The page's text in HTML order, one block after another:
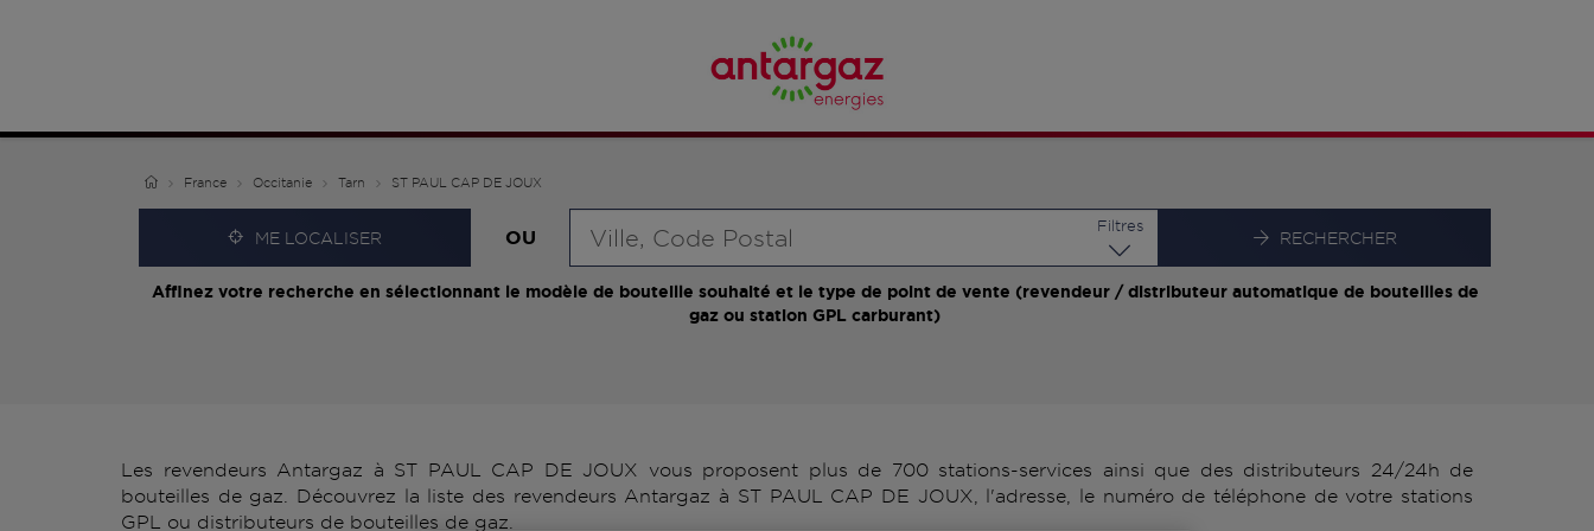
France Occitanie Tarn ST PAUL CAP DE JOUX
ME LOCALISER OU
Filtres
RECHERCHER
Affinez votre recherche en sélectionnant le modèle de bouteille souhaité et le type de point de vente (revendeur / distributeur automatique de bouteilles de
gaz ou station GPL carburant)
Les revendeurs Antargaz à ST PAUL CAP DE JOUX vous proposent plus de 700 stations-services ainsi que des distributeurs 24/24h de
bouteilles de gaz. Découvrez la liste des revendeurs Antargaz à ST PAUL CAP DE JOUX, l'adresse, le numéro de téléphone de votre stations
GPL ou distributeurs de bouteilles de gaz.